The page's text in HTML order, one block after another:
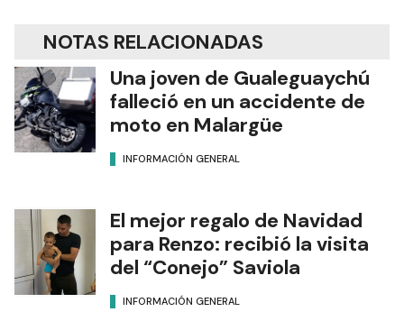
NOTAS RELACIONADAS
Una joven de Gualeguaychú
falleció en un accidente de
moto en Malargüe
INFORMACIÓN GENERAL
El mejor regalo de Navidad
para Renzo: recibió la visita
del “Conejo” Saviola
INFORMACIÓN GENERAL